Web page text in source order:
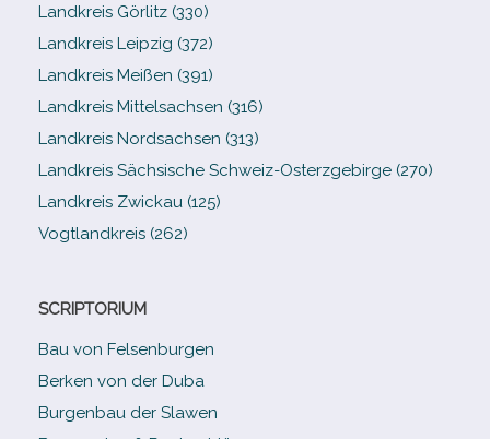
Landkreis Görlitz (330)
Landkreis Leipzig (372)
Landkreis Meißen (391)
Landkreis Mittelsachsen (316)
Landkreis Nordsachsen (313)
Landkreis Sächsische Schweiz-​Osterzgebirge (270)
Landkreis Zwickau (125)
Vogtlandkreis (262)
SCRIPTORIUM
Bau von Felsenburgen
Berken von der Duba
Burgenbau der Slawen